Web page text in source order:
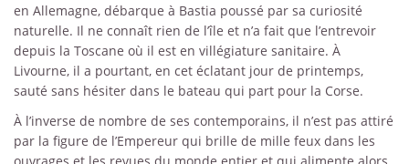
en Allemagne, débarque à Bastia poussé par sa curiosité
naturelle. Il ne connaît rien de l’île et n’a fait que l’entrevoir
depuis la Toscane où il est en villégiature sanitaire. À
Livourne, il a pourtant, en cet éclatant jour de printemps,
sauté sans hésiter dans le bateau qui part pour la Corse.
À l’inverse de nombre de ses contemporains, il n’est pas attiré
par la figure de l’Empereur qui brille de mille feux dans les